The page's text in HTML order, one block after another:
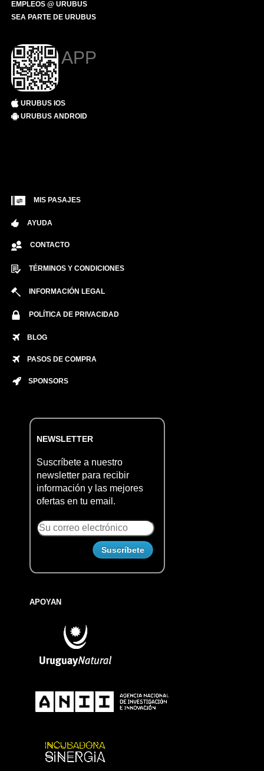
EMPLEOS @ URUBUS
SEA PARTE DE URUBUS
APP
URUBUS IOS
URUBUS ANDROID
MIS PASAJES
AYUDA
CONTACTO
TÉRMINOS Y CONDICIONES
INFORMACIÓN LEGAL
POLÍTICA DE PRIVACIDAD
BLOG
PASOS DE COMPRA
SPONSORS
NEWSLETTER
Suscríbete a nuestro
newsletter para recibir
información y las mejores
ofertas en tu email.
APOYAN